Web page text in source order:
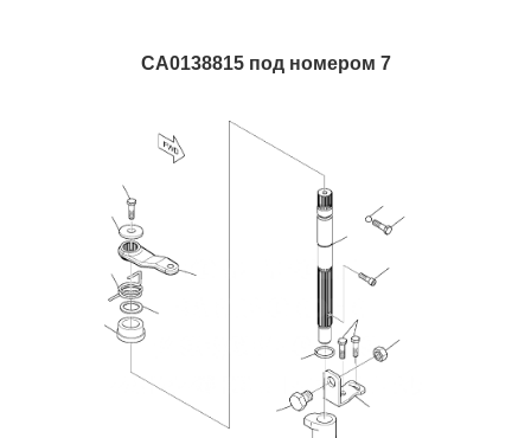
CA0138815 под номером 7